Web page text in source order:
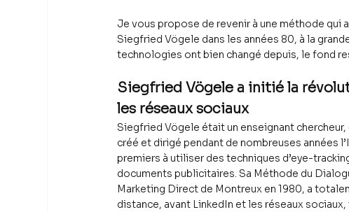
Je vous propose de revenir à une méthode qui
Siegfried Vögele dans les années 80, à la
technologies ont bien changé depuis, le fond
Siegfried Vögele a initié la
les réseaux sociaux
Siegfried Vögele était un enseignant
créé et dirigé pendant de nombreuses années
premiers à utiliser des techniques d’eye-
documents publicitaires. Sa Méthode du
Marketing Direct de Montreux en 1980, a
distance, avant LinkedIn et les réseaux